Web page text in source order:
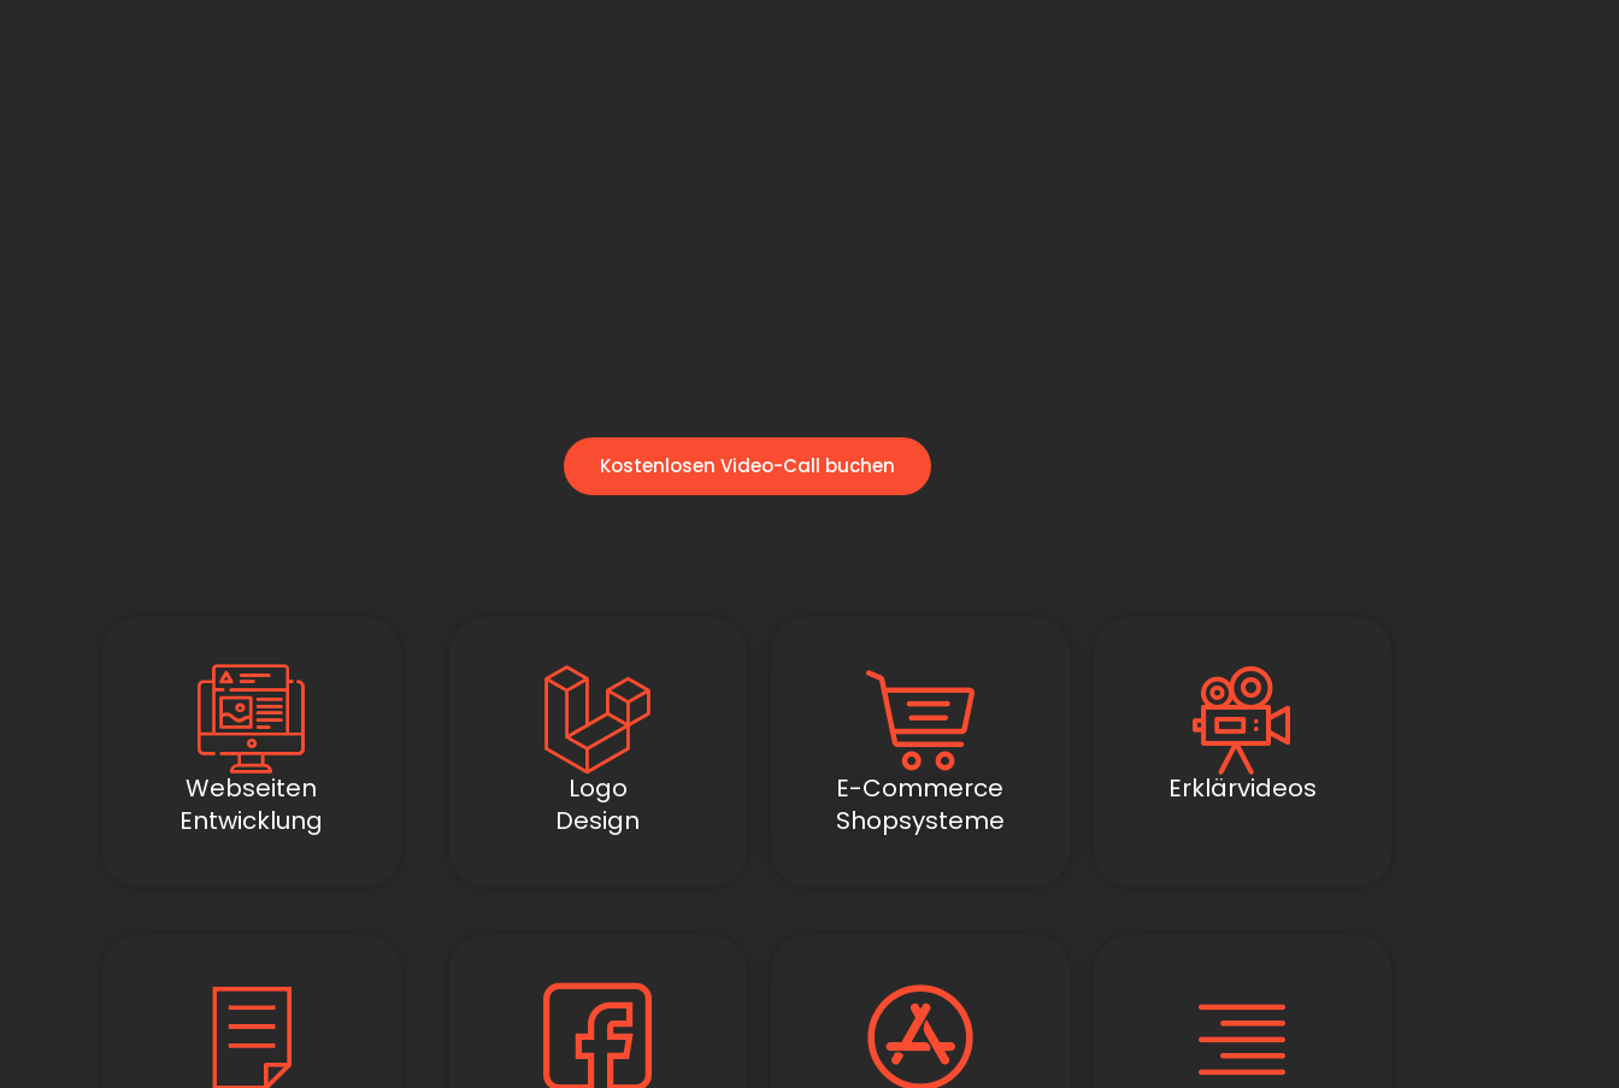
Kostenlosen Video-Call buchen
Webseiten
Entwicklung
Logo
Design
E-Commerce
Shopsysteme
Erklärvideos